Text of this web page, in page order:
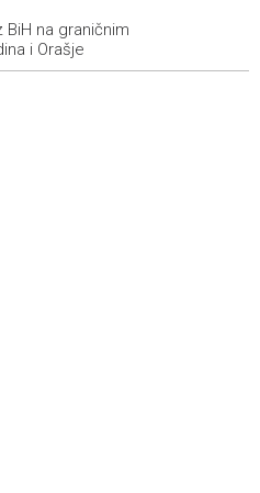
na dijalog sa svim političkim
na graničnim
i Orašje